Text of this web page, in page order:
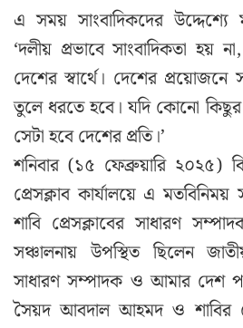
এ সময় সাংবাদিকদের উদ্দেশ্যে
‘দলীয় প্রভাবে সাংবাদিকতা হয়
দেশের স্বার্থে। দেশের
তুলে ধরতে হবে। যদি কোনো কিছুর
সেটা হবে দেশের প্রতি।’
শনিবার (১৫ ফেব্রুয়ারি ২০২৫)
প্রেসক্লাব কার্যালয়ে এ
শাবি প্রেসক্লাবের সাধারণ
সঞ্চালনায় উপস্থিত ছিলেন
সাধারণ সম্পাদক ও আমার দেশ
সৈয়দ আবদাল আহমদ ও শাবির